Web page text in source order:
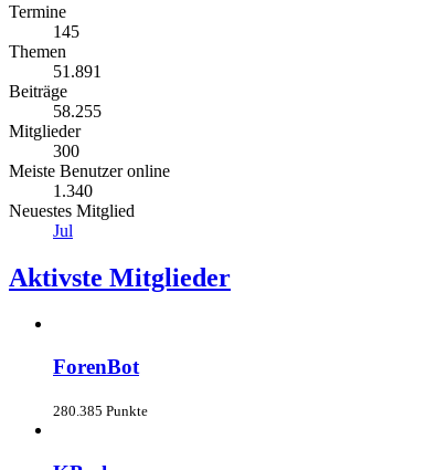
Termine
145
Themen
51.891
Beiträge
58.255
Mitglieder
300
Meiste Benutzer online
1.340
Neuestes Mitglied
Jul
Aktivste Mitglieder
ForenBot
280.385 Punkte